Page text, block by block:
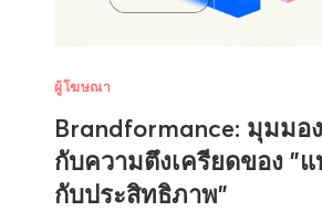
ผู้โฆษณา
Brandformance: มุมมอ
กับความตึงเครียดของ "
กับประสิทธิภาพ"